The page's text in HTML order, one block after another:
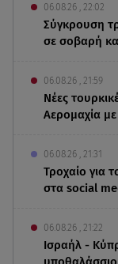
06.08.26 , 22:02
Σύγκρουση
σε σοβαρή
06.08.26 , 21:59
Νέες
Αερομαχία
06.08.26 , 21:31
Τροχαίο για
στα social
06.08.26 , 21:22
Ισραήλ -